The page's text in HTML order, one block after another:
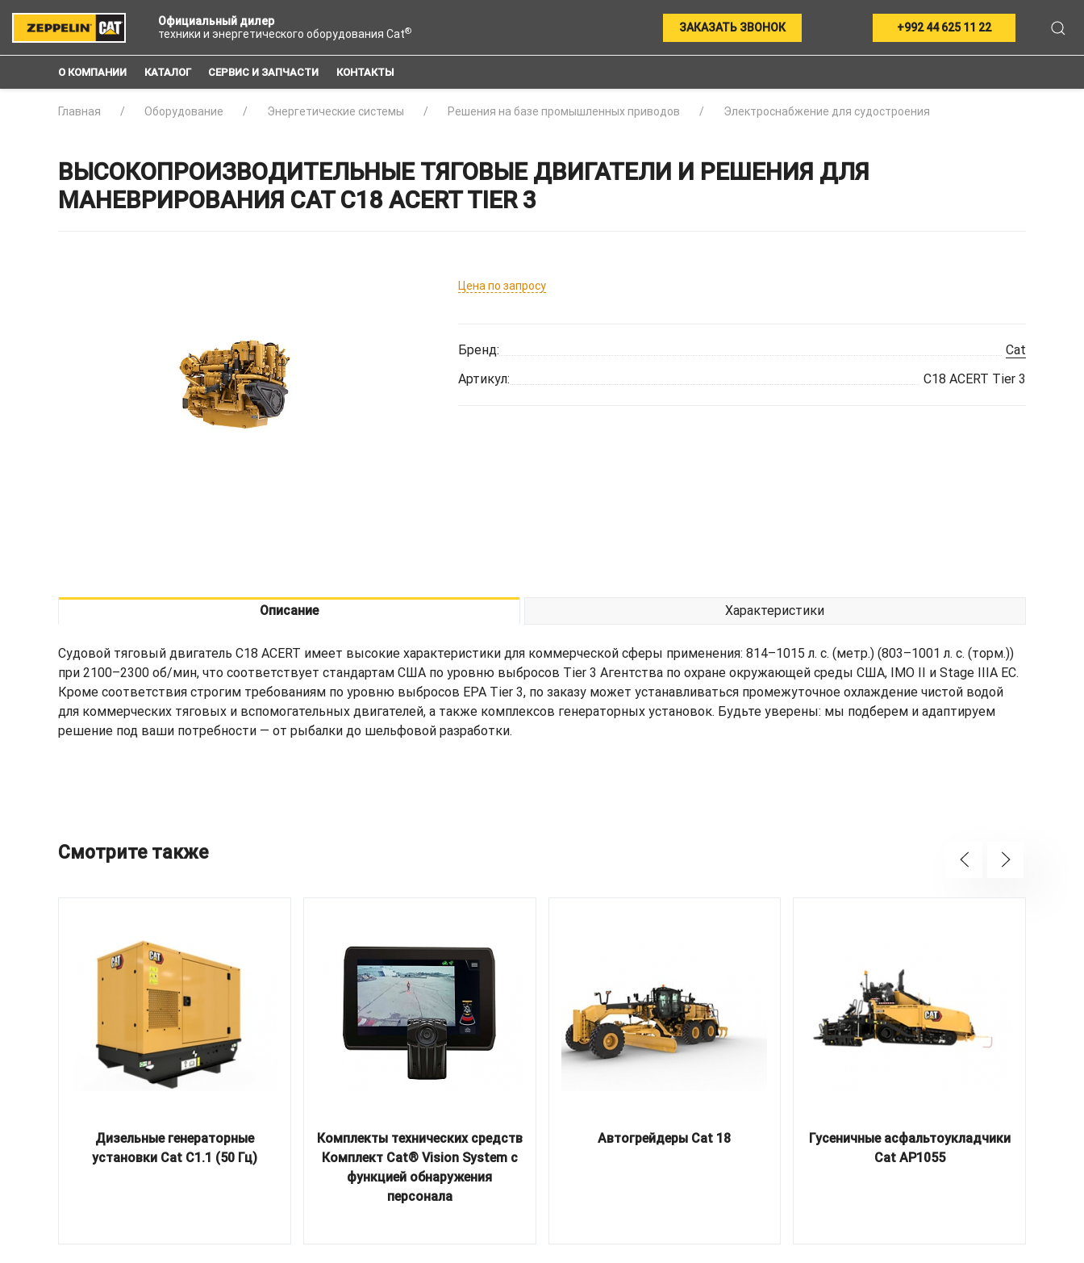
Официальный дилер
техники и энергетического оборудования Cat® ЗАКАЗАТЬ ЗВОНОК +992 44 625 11 22
О КОМПАНИИ КАТАЛОГ СЕРВИС И ЗАПЧАСТИ КОНТАКТЫ
Главная Оборудование Энергетические системы Решения на базе промышленных приводов Электроснабжение для судостроения
ВЫСОКОПРОИЗВОДИТЕЛЬНЫЕ ТЯГОВЫЕ ДВИГАТЕЛИ И РЕШЕНИЯ ДЛЯ
МАНЕВРИРОВАНИЯ CAT C18 ACERT TIER 3
Цена по запросу
Бренд:
Cat
Артикул:
C18 ACERT Tier 3
Описание Характеристики
Судовой тяговый двигатель C18 ACERT имеет высокие характеристики для коммерческой сферы применения: 814–1015 л. с. (метр.) (803–1001 л. с. (торм.))
при 2100–2300 об/мин, что соответствует стандартам США по уровню выбросов Tier 3 Агентства по охране окружающей среды США, IMO II и Stage IIIA ЕС.
Кроме соответствия строгим требованиям по уровню выбросов EPA Tier 3, по заказу может устанавливаться промежуточное охлаждение чистой водой
для коммерческих тяговых и вспомогательных двигателей, а также комплексов генераторных установок. Будьте уверены: мы подберем и адаптируем
решение под ваши потребности — от рыбалки до шельфовой разработки.
Смотрите также
Дизельные генераторные
установки Cat C1.1 (50 Гц)
Комплекты технических средств
Комплект Cat® Vision System с
функцией обнаружения
персонала
Автогрейдеры Cat 18
Гусеничные асфальтоукладчики
Cat AP1055